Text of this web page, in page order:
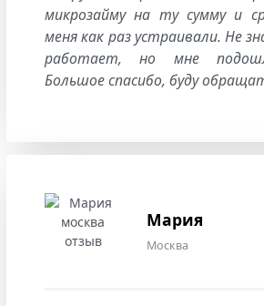
микрозайму на ту сумму и
меня как раз устраивали. Не
работает, но мне
Большое спасибо, буду
Мария
Москва